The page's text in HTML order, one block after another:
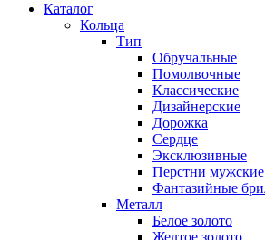
Каталог
Кольца
Тип
Обручальные
Помолвочные
Классические
Дизайнерские
Дорожка
Сердце
Эксклюзивные
Перстни мужские
Фантазийные
Металл
Белое золото
Желтое золото